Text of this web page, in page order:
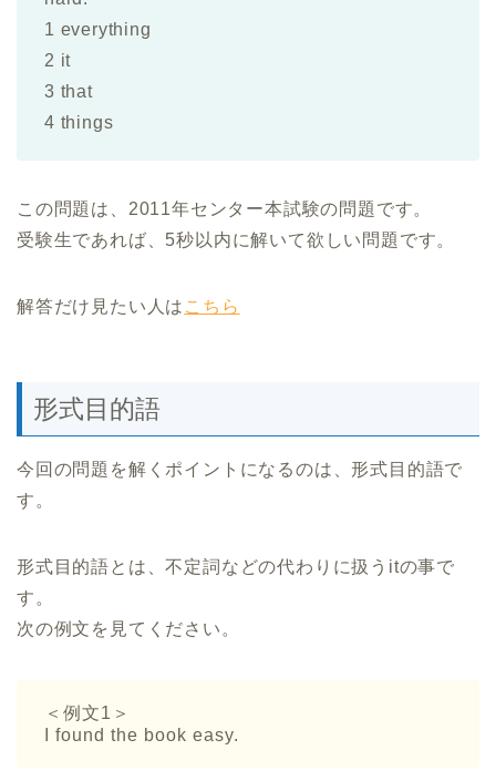
1 everything
2 it
3 that
4 things
この問題は、2011年センター本試験の問題です。
受験生であれば、5秒以内に解いて欲しい問題です。
解答だけ見たい人は こちら
形式目的語
今回の問題を解くポイントになるのは、形式目的語で
す。
形式目的語とは、不定詞などの代わりに扱うitの事で
す。
次の例文を見てください。
＜例文1＞
I found the book easy.